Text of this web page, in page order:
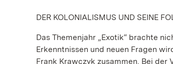
DER KOLONIALISMUS UND SEINE
Das Themenjahr „Exotik“ brachte
Erkenntnissen und neuen Fragen
Frank Krawczyk zusammen. Bei